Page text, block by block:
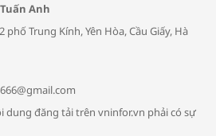
sĩ tư vấn cách phòng tránh bệnh
hô hấp trong thời tiết giao mùa
Anh
Trung Kính, Yên Hòa, Cầu Giấy, Hà
dung đăng tải trên vninfor.vn phải có sự